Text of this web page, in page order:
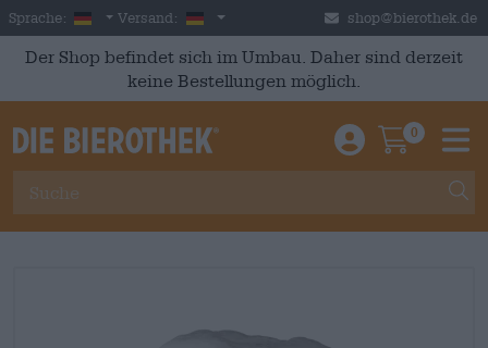
Skip to main content
Sprache: German
Versand: Deutschland shop@bierothek.de
Der Shop befindet sich im Umbau. Daher sind derzeit
keine Bestellungen möglich.
Einloggen /
0